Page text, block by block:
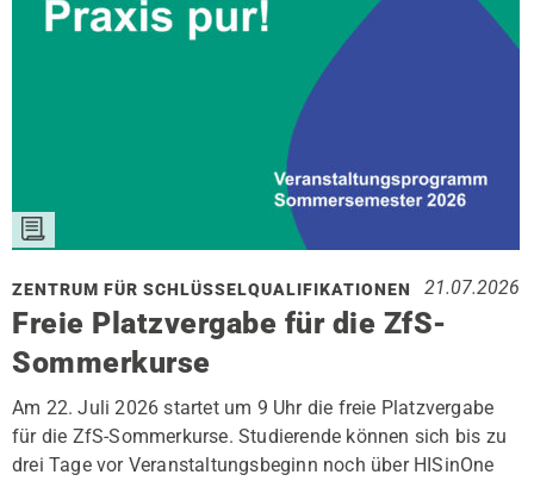
ZENTRUM FÜR SCHLÜSSELQUALIFIKATIONEN 21.07.2026
Freie Platzvergabe für die ZfS-
Sommerkurse
Am 22. Juli 2026 startet um 9 Uhr die freie Platzvergabe
für die ZfS-Sommerkurse. Studierende können sich bis zu
drei Tage vor Veranstaltungsbeginn noch über HISinOne